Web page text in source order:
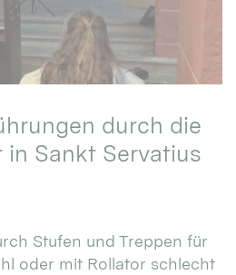
durch die
in Sankt Servatius
Stufen und Treppen für
oder mit Rollator schlecht